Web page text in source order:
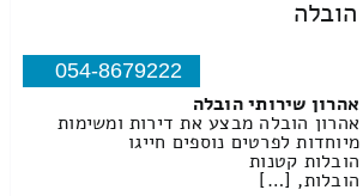
הובלה
054-8679222
אהרון שירותי הובלה
אהרון הובלה מבצע את דירות ומשימות
מיוחדות לפרטים נוספים חייגו
הובלות קטנות
הובלות, […]